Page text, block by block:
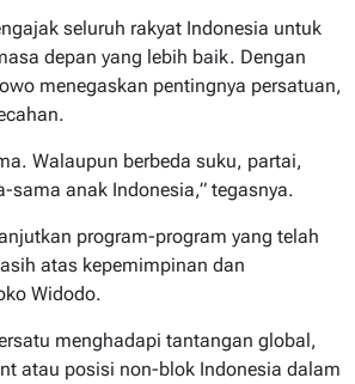
seluruh rakyat Indonesia untuk
depan yang lebih baik. Dengan
menegaskan pentingnya persatuan,
Walaupun berbeda suku, partai,
anak Indonesia,” tegasnya.
program-program yang telah
atas kepemimpinan dan
Widodo.
menghadapi tantangan global,
atau posisi non-blok Indonesia dalam